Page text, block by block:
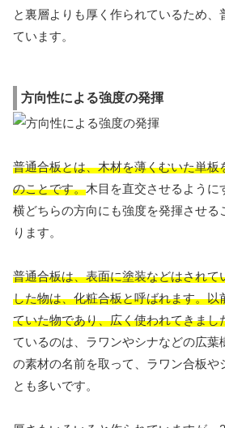
と裏層よりも厚く作られているため、
ています。
方向性による強度の発揮
普通合板とは、木材を薄くむいた単板
のことです。木目を直交させるように
横どちらの方向にも強度を発揮させる
ります。
普通合板は、表面に塗装などはされて
した物は、化粧合板と呼ばれます。以
ていた物であり、広く使われてきまし
ているのは、ラワンやシナなどの広葉
の素材の名前を取って、ラワン合板や
とも多いです。